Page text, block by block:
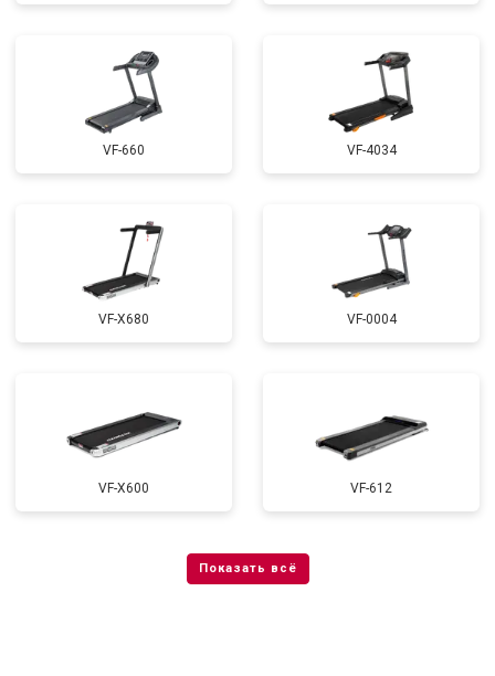
VF-660 VF-4034
VF-X680 VF-0004
VF-X600 VF-612